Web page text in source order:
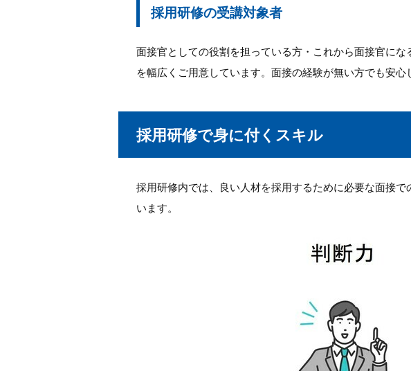
採用研修の受講対象者
面接官としての役割を担っている方・これから面接官に
を幅広くご用意しています。面接の経験が無い方でも安心
採用研修で身に付くスキル
採用研修内では、良い人材を採用するために必要な面接
います。